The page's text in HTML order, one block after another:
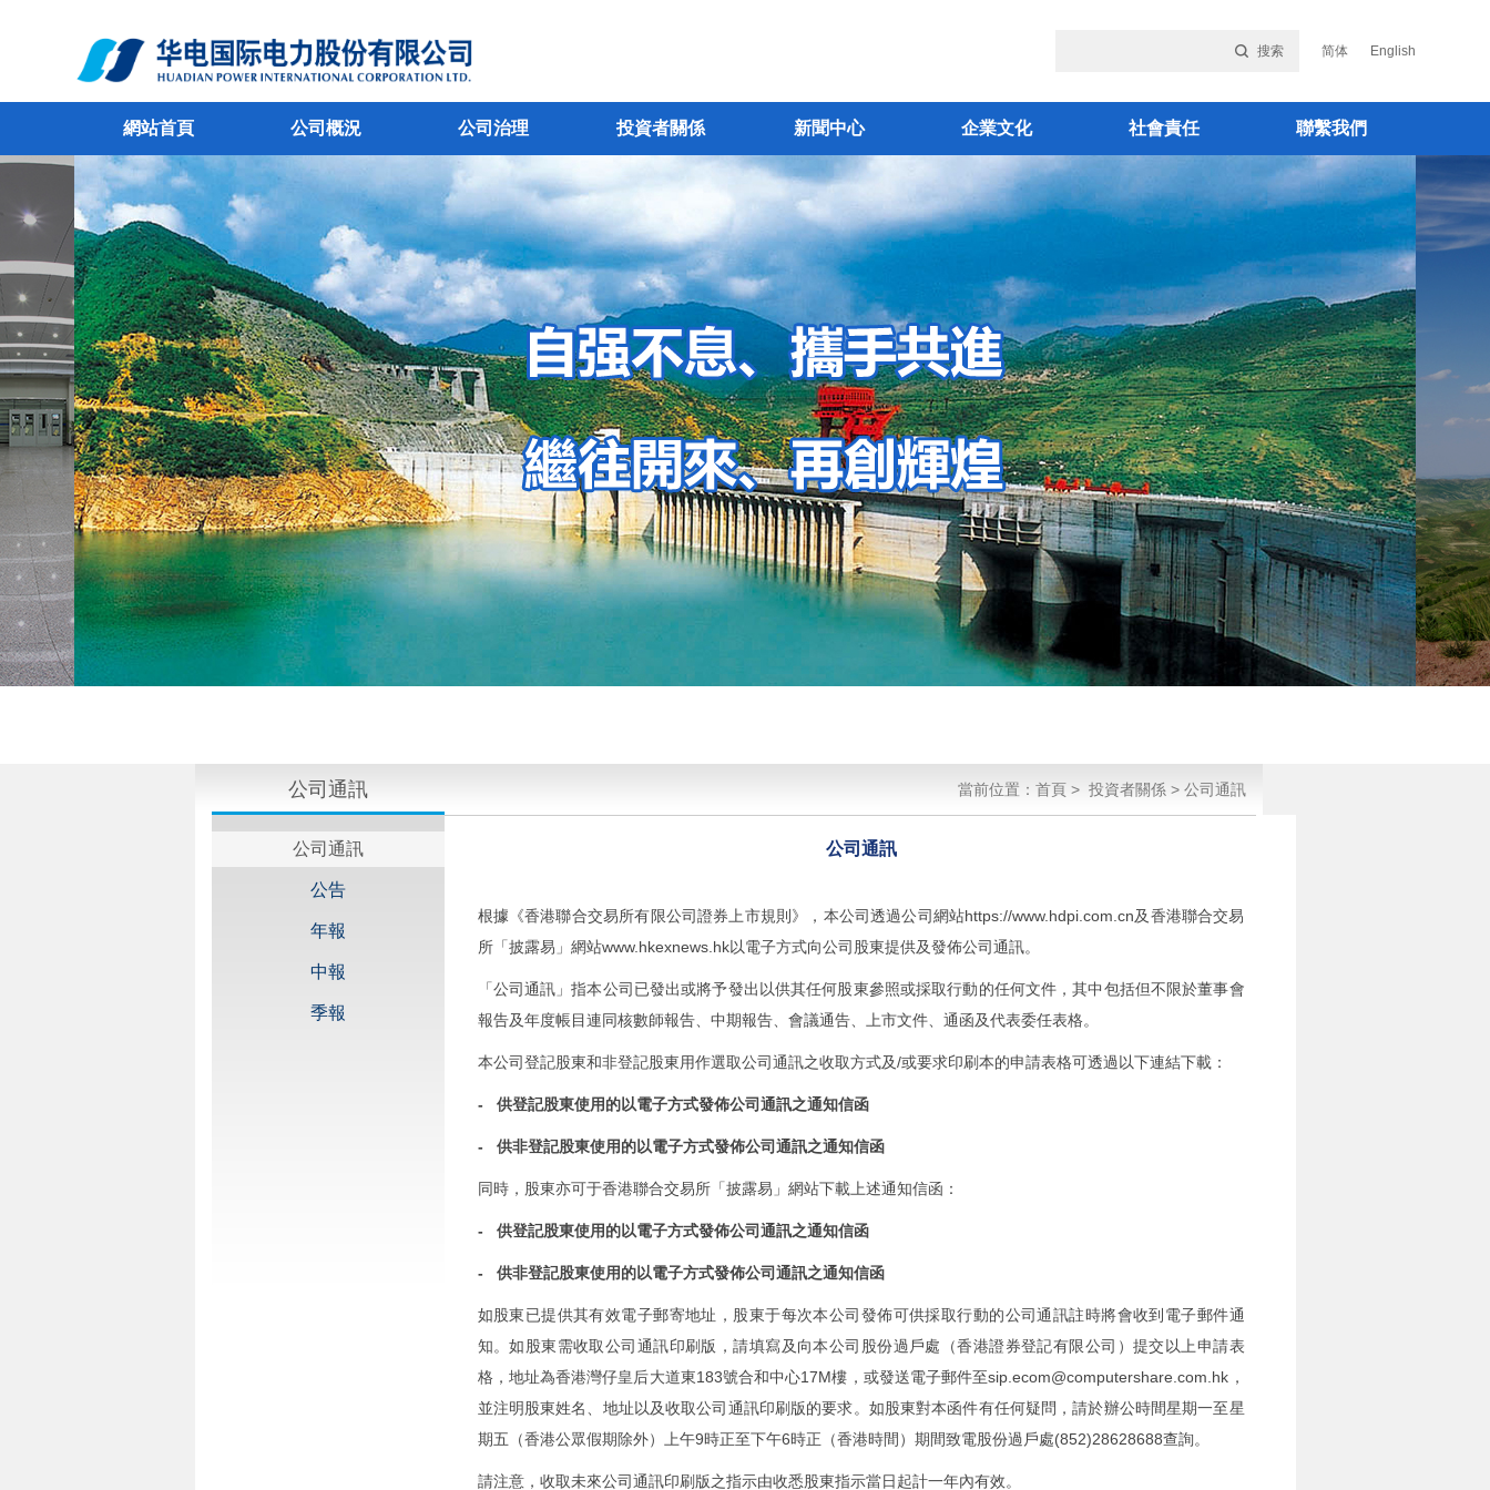
搜索 简体 English
網站首頁 公司概況 公司治理 投資者關係 新聞中心 企業文化 社會責任 聯繫我們
公司通訊 當前位置： 首頁> 投資者關係> 公司通訊
公司通訊
公告
年報
中報
季報
公司通訊
根據《香港聯合交易所有限公司證券上市規則》，本公司透過公司網站https://www.hdpi.com.cn及香港聯合交易
所「披露易」網站www.hkexnews.hk以電子方式向公司股東提供及發佈公司通訊。
「公司通訊」指本公司已發出或將予發出以供其任何股東參照或採取行動的任何文件，其中包括但不限於董事會
報告及年度帳目連同核數師報告、中期報告、會議通告、上市文件、通函及代表委任表格。
本公司登記股東和非登記股東用作選取公司通訊之收取方式及/或要求印刷本的申請表格可透過以下連結下載：
- 供登記股東使用的以電子方式發佈公司通訊之通知信函
- 供非登記股東使用的以電子方式發佈公司通訊之通知信函
同時，股東亦可于香港聯合交易所「披露易」網站下載上述通知信函：
- 供登記股東使用的以電子方式發佈公司通訊之通知信函
- 供非登記股東使用的以電子方式發佈公司通訊之通知信函
如股東已提供其有效電子郵寄地址，股東于每次本公司發佈可供採取行動的公司通訊註時將會收到電子郵件通
知。如股東需收取公司通訊印刷版，請填寫及向本公司股份過戶處（香港證券登記有限公司）提交以上申請表
格，地址為香港灣仔皇后大道東183號合和中心17M樓，或發送電子郵件至sip.ecom@computershare.com.hk，
並注明股東姓名、地址以及收取公司通訊印刷版的要求。如股東對本函件有任何疑問，請於辦公時間星期一至星
期五（香港公眾假期除外）上午9時正至下午6時正（香港時間）期間致電股份過戶處(852)28628688查詢。
請注意，收取未來公司通訊印刷版之指示由收悉股東指示當日起計一年內有效。